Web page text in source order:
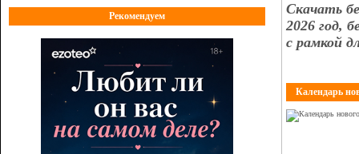
Рекомендуем
Скачать
2026 год,
с рамкой
Календарь